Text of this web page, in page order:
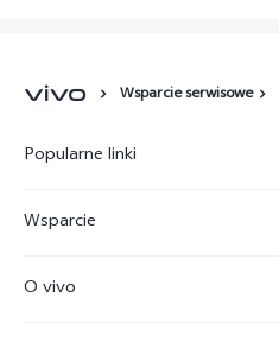
Wsparcie serwisowe
Popularne linki
X300 FE
Wsparcie
O vivo